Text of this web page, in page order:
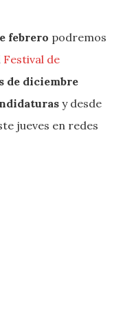
febrero podremos
Festival de
de diciembre
y desde
jueves en redes